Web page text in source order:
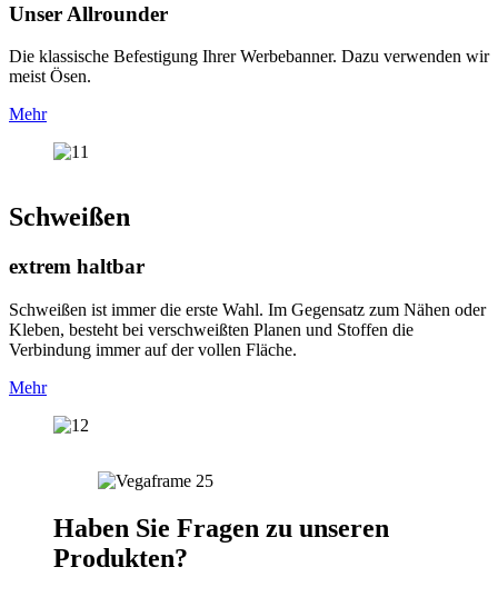
Unser Allrounder
Die klassische Befestigung Ihrer Werbebanner. Dazu verwenden wir
meist Ösen.
Mehr
Schweißen
extrem haltbar
Schweißen ist immer die erste Wahl. Im Gegensatz zum Nähen oder
Kleben, besteht bei verschweißten Planen und Stoffen die
Verbindung immer auf der vollen Fläche.
Mehr
Haben Sie Fragen zu unseren
Produkten?